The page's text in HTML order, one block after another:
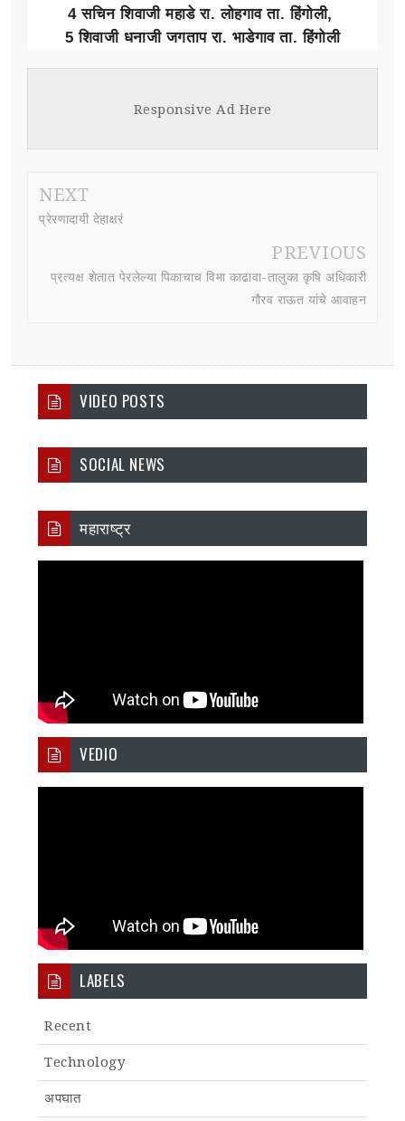
VIDEO POSTS
SOCIAL NEWS
महाराष्ट्र
VEDIO
LABELS
Recent
Technology
अपघात
4 सचिन शिवाजी महाडे रा. लोहगाव ता. हिंगोली,
5 शिवाजी धनाजी जगताप रा. भाडेगाव ता. हिंगोली
Responsive Ad Here
NEXT
प्रेरणादायी देहाक्षरं
PREVIOUS
प्रत्यक्ष शेतात पेरलेल्या पिकाचाच विमा काढावा-तालुका कृषि अधिकारी
गौरव राऊत यांचे आवाहन